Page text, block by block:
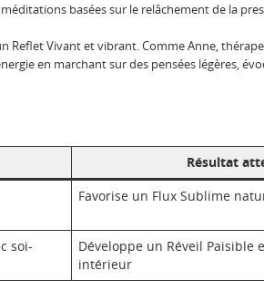
basées sur le relâchement de la
Reflet Vivant et vibrant. Comme Anne,
en marchant sur des pensées légères,
Résultat
Favorise un Flux Sublime
soi-
Développe un Réveil Paisible
intérieur